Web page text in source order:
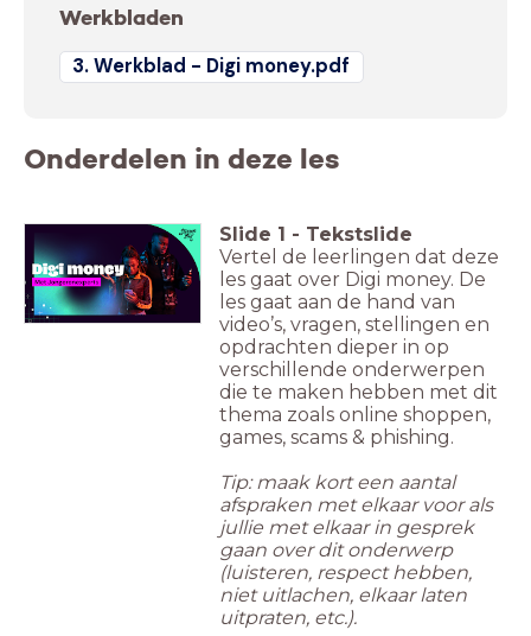
Werkbladen
3. Werkblad - Digi money.pdf
Onderdelen in deze les
Slide 1 - Tekstslide
Vertel de leerlingen dat deze
les gaat over Digi money. De
les gaat aan de hand van
video’s, vragen, stellingen en
opdrachten dieper in op
verschillende onderwerpen
die te maken hebben met dit
thema zoals online shoppen,
games, scams & phishing.
Tip: maak kort een aantal
afspraken met elkaar voor als
jullie met elkaar in gesprek
gaan over dit onderwerp
(luisteren, respect hebben,
niet uitlachen, elkaar laten
uitpraten, etc.).